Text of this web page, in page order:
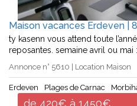
Maison vacances Erdeven | 8
ty kasenn vous attend toute
reposantes. semaine avril ou mai
Annonce n° 5610 | Location Maison
Erdeven Plages de Carnac
de 420€ à 1450€